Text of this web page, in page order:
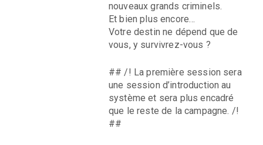
nouveaux grands criminels.
Et bien plus encore…
Votre destin ne dépend que de
vous, y survivrez-vous ?
## /! La première session sera
une session d’introduction au
système et sera plus encadré
que le reste de la campagne. /!
##